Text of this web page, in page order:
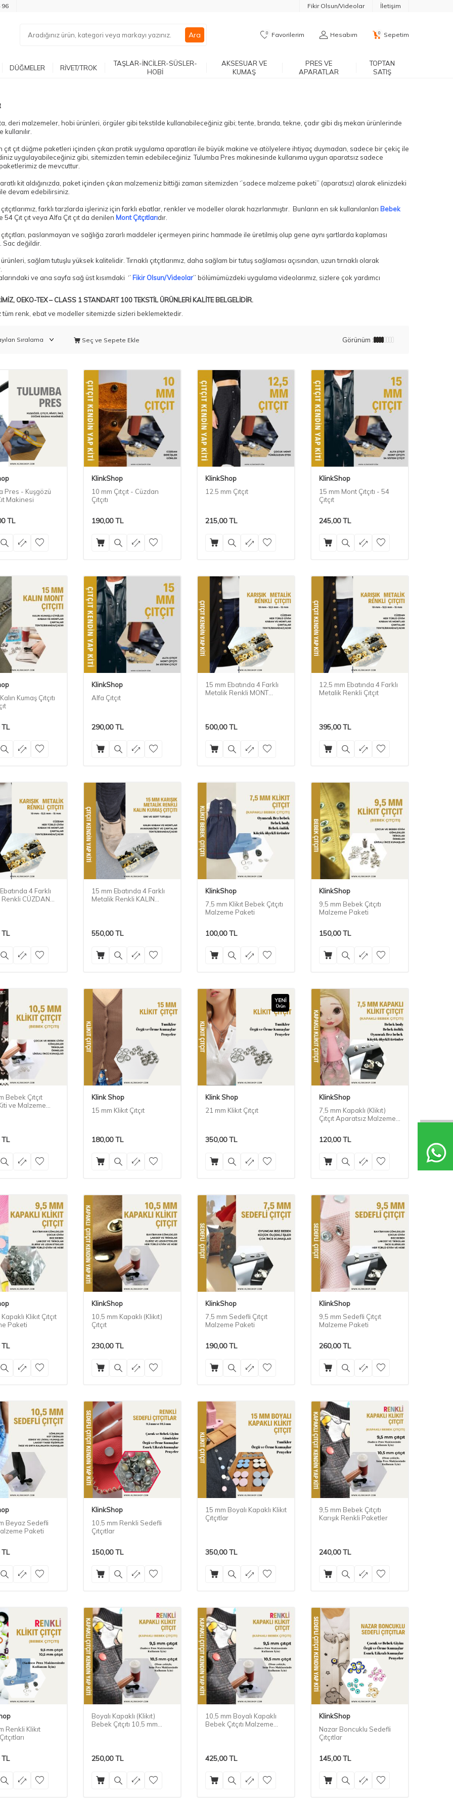
96 Fikir Olsun/Videolar İletişim
Ara 0 Favorilerim Hesabım 0 Sepetim
DÜĞMELER RİVET/TROK
TAŞLAR-İNCİLER-SÜSLER-
HOBİ
AKSESUAR VE
KUMAŞ
PRES VE
APARATLAR
TOPTAN
SATIŞ
deri malzemeler, hobi ürünleri, örgüler gibi tekstilde kullanabileceğiniz gibi; tente, branda, tekne, çadır gibi dış mekan ürünlerinde
kullanılır.
çıt çıt düğme paketleri içinden çıkan pratik uygulama aparatları ile büyük makine ve atölyelere ihtiyaç duymadan, sadece bir çekiç ile
uygulayabileceğiniz gibi, sitemizden temin edebileceğiniz Tulumba Pres makinesinde kullanıma uygun aparatsız sadece
de mevcuttur.
kit aldığınızda, paket içinden çıkan malzemeniz bittiği zaman sitemizden ‘’sadece malzeme paketi’’ (aparatsız) alarak elinizdeki
devam edebilirsiniz.
farklı tarzlarda işleriniz için farklı ebatlar, renkler ve modeller olarak hazırlanmıştır. Bunların en sık kullanılanları Bebek
54 Çıt çıt veya Alfa Çıt çıt da denilen Mont Çıtçıtlarıdır.
paslanmayan ve sağlığa zararlı maddeler içermeyen pirinc hammade ile üretilmiş olup gene aynı şartlarda kaplaması
Sac değildir.
sağlam tutuşlu yüksek kalitelidir. Tırnaklı çıtçıtlarımız, daha sağlam bir tutuş sağlaması açısından, uzun tırnaklı olarak
ve ana sayfa sağ üst kısımdaki ‘’ Fikir Olsun/Videolar’’ bölümümüzdeki uygulama videolarımız, sizlere çok yardımcı
OEKO-TEX – CLASS 1 STANDART 100 TEKSTİL ÜRÜNLERİ KALİTE BELGELİDİR.
tüm renk, ebat ve modeller sitemizde sizleri beklemektedir.
Seç ve Sepete Ekle Görünüm :
Pres - Kuşgözü
Makinesi
TL
KlinkShop
10 mm Çıtçıt - Cüzdan
Çıtçıtı
190,00TL
KlinkShop
12.5 mm Çıtçıt
215,00TL
KlinkShop
15 mm Mont Çıtçıtı - 54
Çıtçıt
245,00TL
Kumaş Çıtçıtı
TL
KlinkShop
Alfa Çıtçıt
290,00TL
15 mm Ebatında 4 Farklı
Metalik Renkli MONT
500,00TL
12,5 mm Ebatında 4 Farklı
Metalik Renkli Çıtçıt
395,00TL
4 Farklı
CÜZDAN
TL
15 mm Ebatında 4 Farklı
Metalik Renkli KALIN
550,00TL
KlinkShop
7,5 mm Klikıt Bebek Çıtçıtı
Malzeme Paketi
100,00TL
KlinkShop
9,5 mm Bebek Çıtçıtı
Malzeme Paketi
150,00TL
Bebek Çıtçıt
ve Malzeme
TL
Klink Shop
15 mm Klikıt Çıtçıt
180,00TL
YENI
Ürün
Klink Shop
21 mm Klikıt Çıtçıt
350,00TL
KlinkShop
7,5 mm Kapaklı (Klikıt)
Çıtçıt Aparatsız Malzeme
120,00TL
Klikıt Çıtçıt
Paketi
TL
KlinkShop
10,5 mm Kapaklı (Klikıt)
Çıtçıt
230,00TL
KlinkShop
7,5 mm Sedefli Çıtçıt
Malzeme Paketi
190,00TL
KlinkShop
9,5 mm Sedefli Çıtçıt
Malzeme Paketi
260,00TL
Beyaz Sedefli
Paketi
TL
KlinkShop
10,5 mm Renkli Sedefli
Çıtçıtlar
150,00TL
15 mm Boyalı Kapaklı Klikıt
Çıtçıtlar
350,00TL
9,5 mm Bebek Çıtçıtı
Karışık Renkli Paketler
240,00TL
Renkli Klikıt
TL
Boyalı Kapaklı (Klikıt)
Bebek Çıtçıtı 10,5 mm
250,00TL
10,5 mm Boyalı Kapaklı
Bebek Çıtçıtı Malzeme
425,00TL
KlinkShop
Nazar Boncuklu Sedefli
Çıtçıtlar
145,00TL